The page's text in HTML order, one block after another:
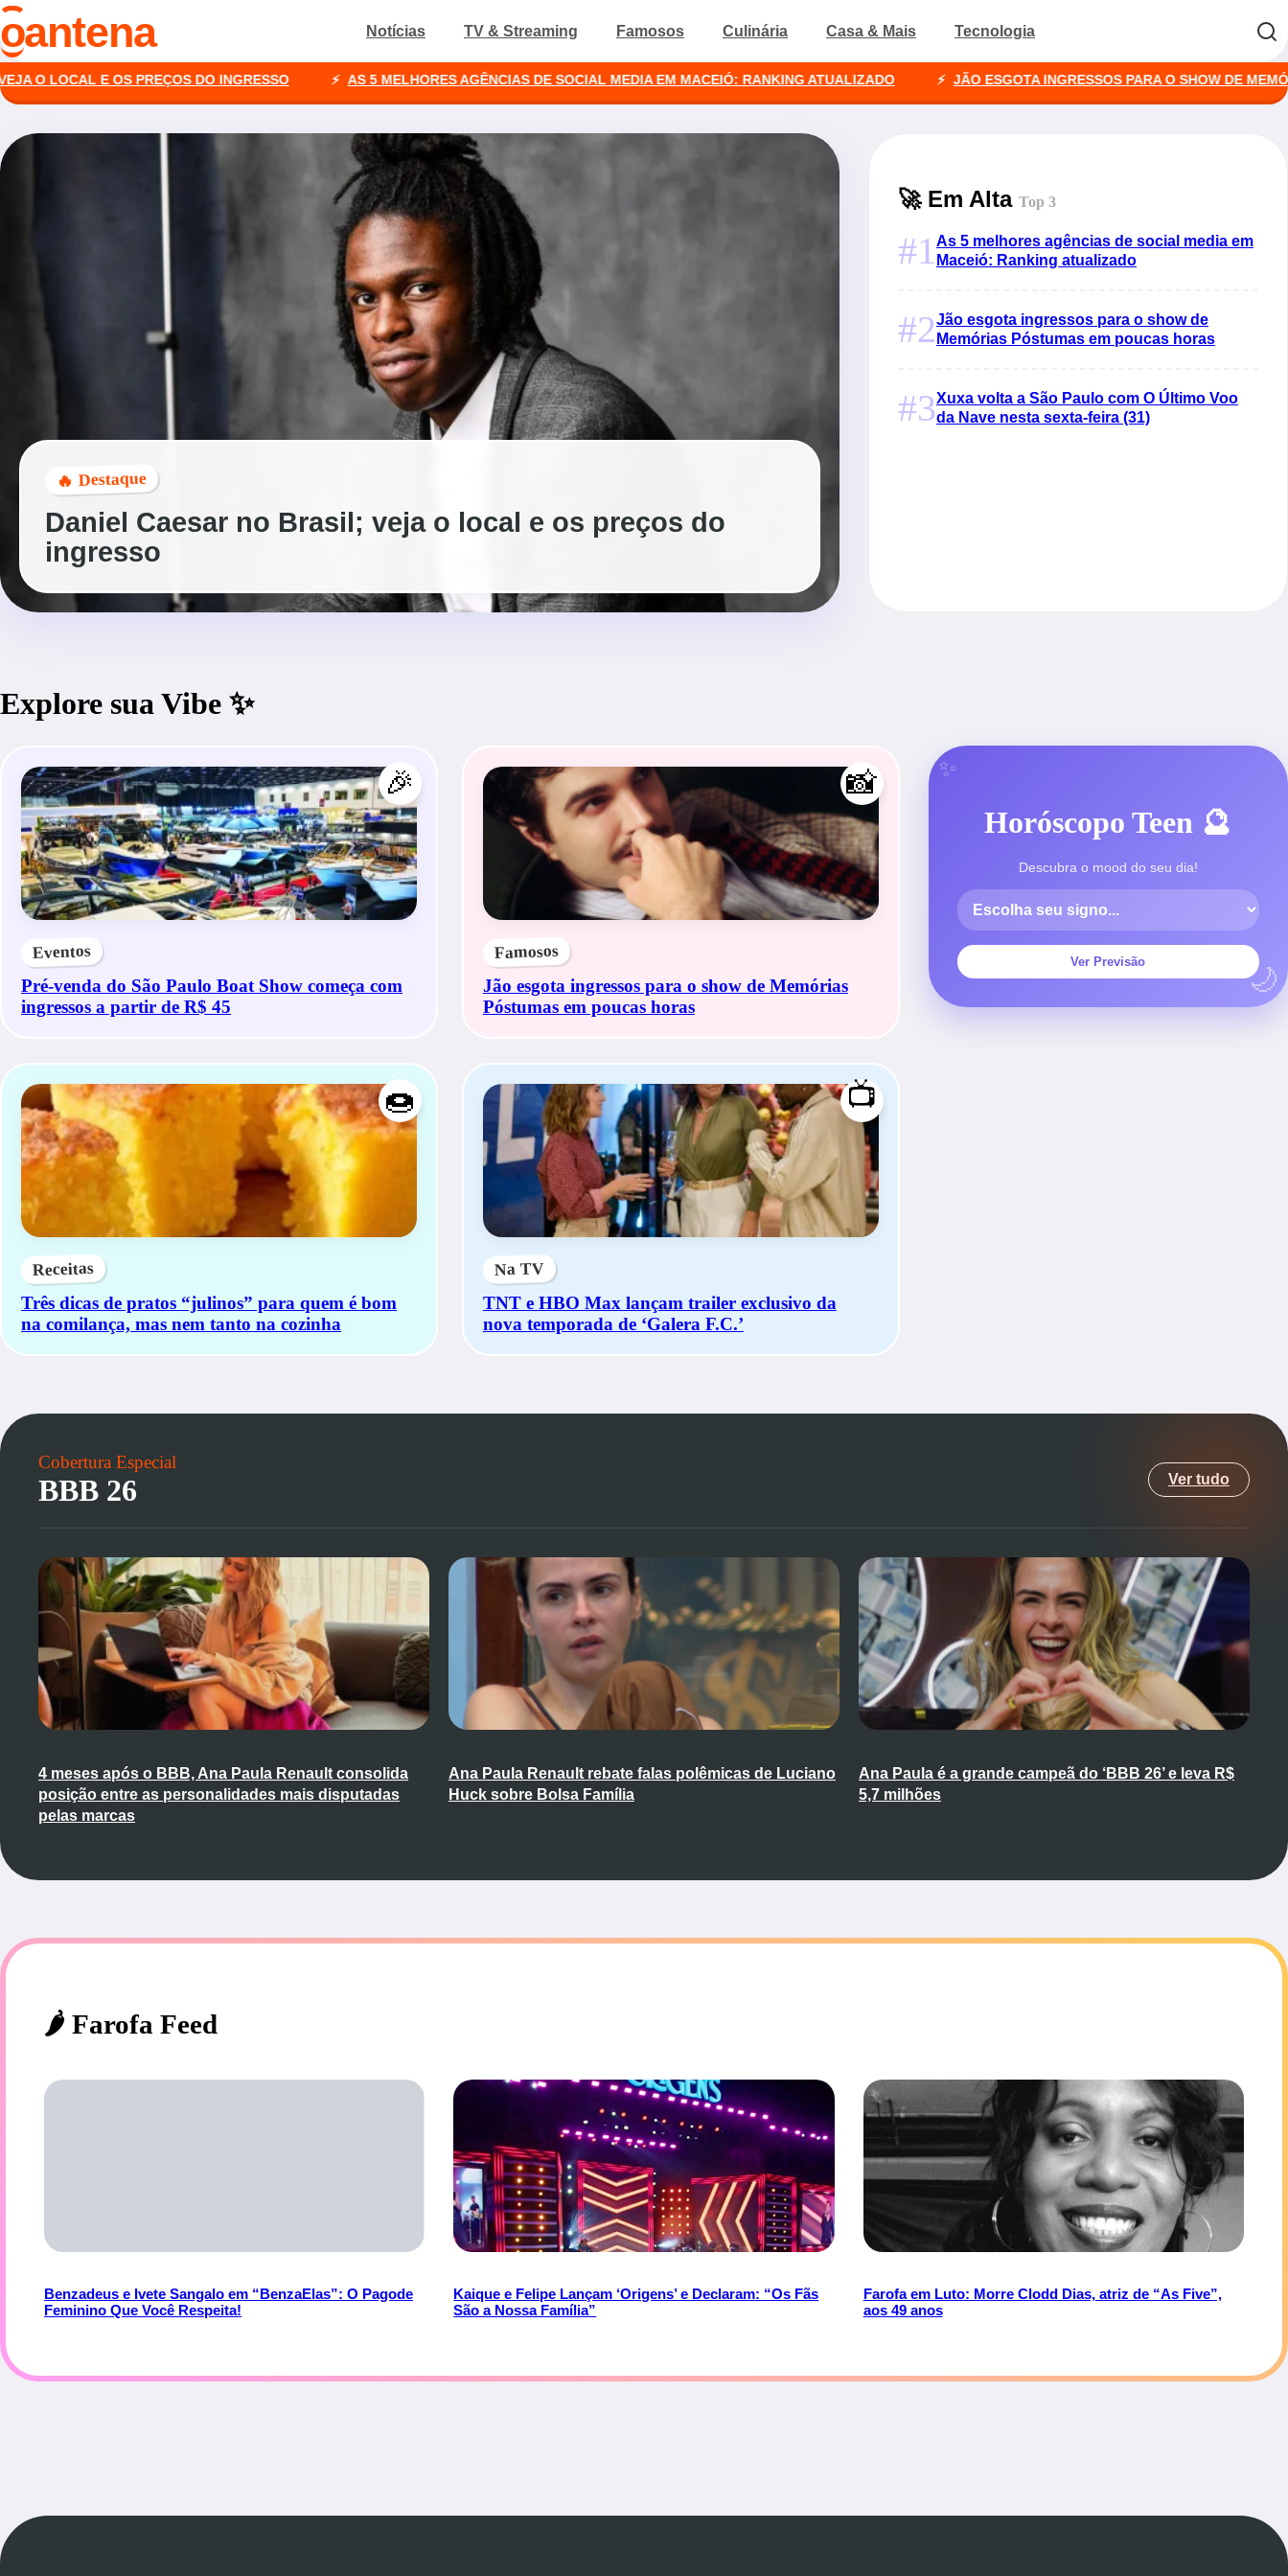
oantena Notícias TV & Streaming Famosos Culinária Casa & Mais Tecnologia
E OS PREÇOS DO INGRESSO AS 5 MELHORES AGÊNCIAS DE SOCIAL MEDIA EM MACEIÓ: RANKING ATUALIZADO JÃO ESGOTA INGRESSOS PARA O SHOW DE MEMÓRIAS
🔥 Destaque
Daniel Caesar no Brasil; veja o local e os preços do
ingresso
🚀 Em Alta Top 3
#1As 5 melhores agências de social media em
Maceió: Ranking atualizado
#2Jão esgota ingressos para o show de
Memórias Póstumas em poucas horas
#3Xuxa volta a São Paulo com O Último Voo
da Nave nesta sexta-feira (31)
Explore sua Vibe ✨
🎉
Eventos
Pré-venda do São Paulo Boat Show começa com
ingressos a partir de R$ 45
📸
Famosos
Jão esgota ingressos para o show de Memórias
Póstumas em poucas horas
🍩
Receitas
Três dicas de pratos “julinos” para quem é bom
na comilança, mas nem tanto na cozinha
📺
Na TV
TNT e HBO Max lançam trailer exclusivo da
nova temporada de ‘Galera F.C.’
Horóscopo Teen 🔮
Descubra o mood do seu dia!
Ver Previsão
Cobertura Especial
BBB 26 Ver tudo
4 meses após o BBB, Ana Paula Renault consolida
posição entre as personalidades mais disputadas
pelas marcas
Ana Paula Renault rebate falas polêmicas de Luciano
Huck sobre Bolsa Família
Ana Paula é a grande campeã do ‘BBB 26’ e leva R$
5,7 milhões
🌶️ Farofa Feed
Benzadeus e Ivete Sangalo em “BenzaElas”: O Pagode
Feminino Que Você Respeita!
Kaique e Felipe Lançam ‘Origens’ e Declaram: “Os Fãs
São a Nossa Família”
Farofa em Luto: Morre Clodd Dias, atriz de “As Five”,
aos 49 anos